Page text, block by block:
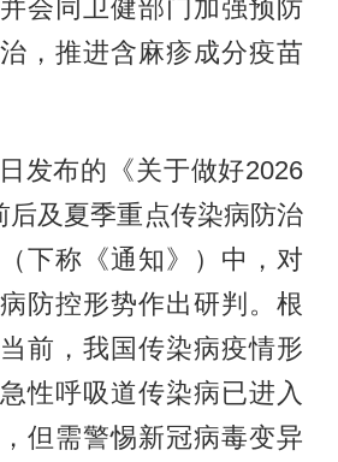
会同卫健部门加强预防
，推进含麻疹成分疫苗
发布的《关于做好2026
后及夏季重点传染病防治
下称《通知》）中，对
防控形势作出研判。根
前，我国传染病疫情形
性呼吸道传染病已进入
但需警惕新冠病毒变异